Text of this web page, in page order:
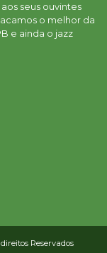
seus ouvintes
o melhor da
e ainda o jazz
Reservados